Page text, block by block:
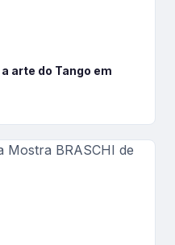
arte do Tango em